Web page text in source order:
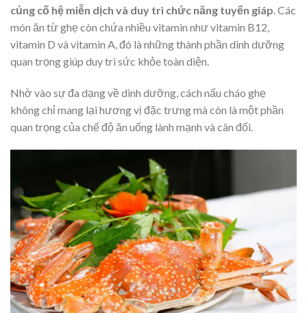
củng cố hệ miễn dịch và duy trì chức năng tuyến giáp. Các
món ăn từ ghẹ còn chứa nhiều vitamin như vitamin B12,
vitamin D và vitamin A, đó là những thành phần dinh dưỡng
quan trọng giúp duy trì sức khỏe toàn diện.
Nhờ vào sự đa dạng về dinh dưỡng, cách nấu cháo ghẹ
không chỉ mang lại hương vị đặc trưng mà còn là một phần
quan trọng của chế độ ăn uống lành mạnh và cân đối.